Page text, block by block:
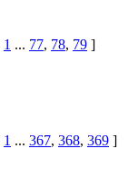
1 ... 77, 78, 79 ]
1 ... 367, 368, 369 ]